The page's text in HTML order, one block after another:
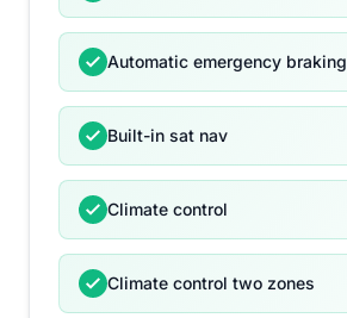
Automatic emergency braking
Built-in sat nav
Climate control
Climate control two zones